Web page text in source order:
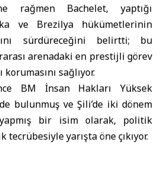
rağmen Bachelet, yaptığı
ve Brezilya hükümetlerinin
sürdüreceğini belirtti; bu
arenadaki en prestijli görev
sağlıyor.
BM İnsan Hakları Yüksek
bulunmuş ve Şili’de iki dönem
yapmış bir isim olarak, politik
tecrübesiyle yarışta öne çıkıyor.